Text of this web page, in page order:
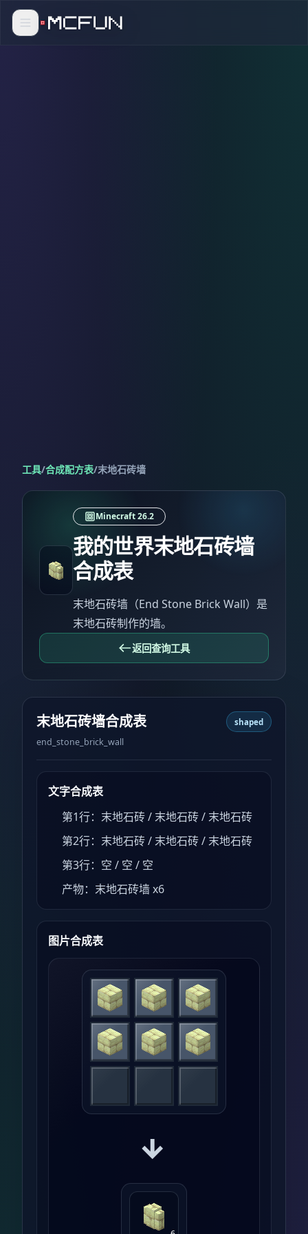
工具/合成配方表/末地石砖墙
Minecraft 26.2
我的世界末地石砖墙
合成表
末地石砖墙（End Stone Brick Wall）是
末地石砖制作的墙。
返回查询工具
末地石砖墙合成表
end_stone_brick_wall
shaped
文字合成表
第1行：末地石砖 / 末地石砖 / 末地石砖
第2行：末地石砖 / 末地石砖 / 末地石砖
第3行：空 / 空 / 空
产物：末地石砖墙 x6
图片合成表
→